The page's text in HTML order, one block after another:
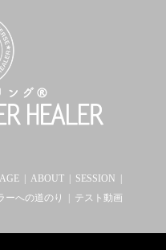
ABOUT
SESSION
ーへの道のり テスト動画